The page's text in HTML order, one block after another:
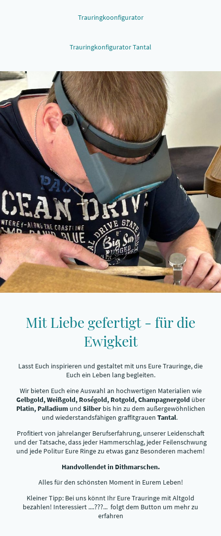
Trauringkoonfigurator
Trauringkonfigurator Tantal
Mit Liebe gefertigt - für die
Ewigkeit
Lasst Euch inspirieren und gestaltet mit uns Eure Trauringe, die
Euch ein Leben lang begleiten.
Wir bieten Euch eine Auswahl an hochwertigen Materialien wie
Gelbgold, Weißgold, Roségold, Rotgold, Champagnergold über
Platin, Palladiumund Silberbis hin zu dem außergewöhnlichen
und wiederstandsfähigen graffitgrauen Tantal.
Profitiert von jahrelanger Berufserfahrung, unserer Leidenschaft
und der Tatsache, dass jeder Hammerschlag, jeder Feilenschwung
und jede Politur Eure Ringe zu etwas ganz Besonderen machem!
Handvollendet in Dithmarschen.
Alles für den schönsten Moment in Eurem Leben!
Kleiner Tipp: Bei uns könnt Ihr Eure Trauringe mit Altgold
bezahlen! Interessiert ....???... folgt dem Button um mehr zu
erfahren